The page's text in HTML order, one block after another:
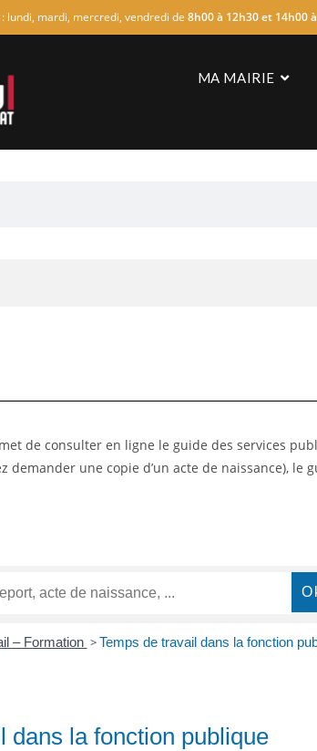
lundi, mardi, mercredi, vendredi de 8h00 à 12h30 et 14h00
MA MAIRIE
de consulter en ligne le guide des services
demander une copie d’un acte de naissance),
– Formation > Temps de travail dans la fonction
dans la fonction publique